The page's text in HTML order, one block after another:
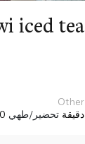
iced tea
Other
10 دقيقة تحضير/طهي